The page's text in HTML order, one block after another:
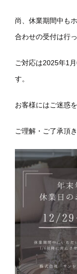
尚、休業期間中も
合わせの受付は行
ご対応は2025年1
す。
お客様にはご迷惑
ご理解・ご了承頂